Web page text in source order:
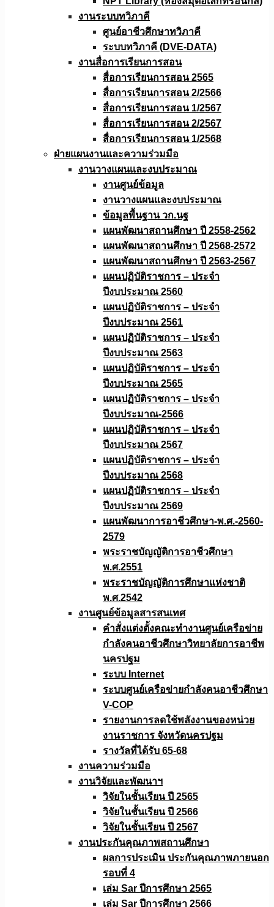
งานระบบทวิภาคี
ศูนย์อาชีวศึกษาทวิภาคี
ระบบทวิภาคี (DVE-DATA)
งานสื่อการเรียนการสอน
สื่อการเรียนการสอน 2565
สื่อการเรียนการสอน 2/2566
สื่อการเรียนการสอน 1/2567
สื่อการเรียนการสอน 2/2567
สื่อการเรียนการสอน 1/2568
ฝ่ายแผนงานเเละความร่วมมือ
งานวางแผนเเละงบประมาณ
งานศูนย์ข้อมูล
งานวางแผนและงบประมาณ
ข้อมูลพื้นฐาน วก.นฐ
แผนพัฒนาสถานศึกษา ปี 2558-2562
แผนพัฒนาสถานศึกษา ปี 2568-2572
แผนพัฒนาสถานศึกษา ปี 2563-2567
แผนปฏิบัติราชการ – ประจำ
ปีงบประมาณ 2560
แผนปฏิบัติราชการ – ประจำ
ปีงบประมาณ 2561
แผนปฏิบัติราชการ – ประจำ
ปีงบประมาณ 2563
แผนปฏิบัติราชการ – ประจำ
ปีงบประมาณ 2565
แผนปฏิบัติราชการ – ประจำ
ปีงบประมาณ-2566
แผนปฏิบัติราชการ – ประจำ
ปีงบประมาณ 2567
แผนปฏิบัติราชการ – ประจำ
ปีงบประมาณ 2568
แผนปฏิบัติราชการ – ประจำ
ปีงบประมาณ 2569
แผนพัฒนาการอาชีวศึกษา-พ.ศ.-2560-
2579
พระราชบัญญัติการอาชีวศึกษา
พ.ศ.2551
พระราชบัญญัติการศึกษาแห่งชาติ
พ.ศ.2542
งานศูนย์ข้อมูลสารสนเทศ
คำสั่งแต่งตั้งคณะทำงานศูนย์เครือข่าย
กำลังคนอาชีวศึกษาวิทยาลัยการอาชีพ
นครปฐม
ระบบ Internet
ระบบศูนย์เครือข่ายกำลังคนอาชีวศึกษา
V-COP
รายงานการลดใช้พลังงานของหน่วย
งานราชการ จังหวัดนครปฐม
รางวัลที่ได้รับ 65-68
งานความร่วมมือ
งานวิจัยเเละพัฒนาฯ
วิจัยในชั้นเรียน ปี 2565
วิจัยในชั้นเรียน ปี 2566
วิจัยในชั้นเรียน ปี 2567
งานประกันคุณภาพสถานศึกษา
ผลการประเมิน ประกันคุณภาพภายนอก
รอบที่ 4
เล่ม Sar ปีการศึกษา 2565
เล่ม Sar ปีการศึกษา 2566